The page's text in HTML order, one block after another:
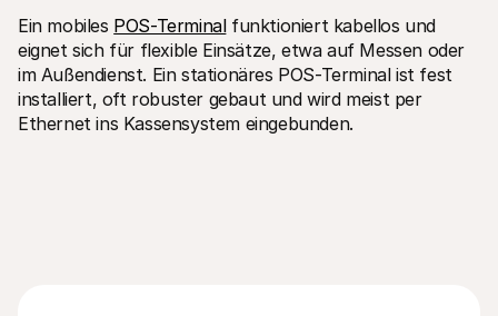
Ein mobiles POS-Terminal funktioniert kabellos und
eignet sich für flexible Einsätze, etwa auf Messen oder
im Außendienst. Ein stationäres POS-Terminal ist fest
installiert, oft robuster gebaut und wird meist per
Ethernet ins Kassensystem eingebunden.